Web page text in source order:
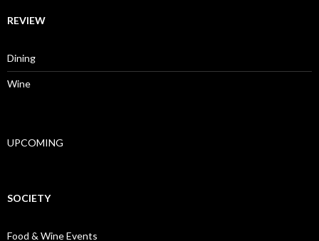
REVIEW
Dining
Wine
UPCOMING
SOCIETY
Food & Wine Events